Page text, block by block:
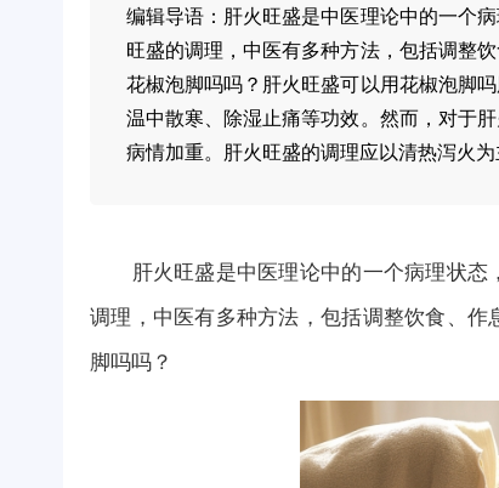
编辑导语：肝火旺盛是中医理论中的一个
旺盛的调理，中医有多种方法，包括调整
花椒泡脚吗吗？肝火旺盛可以用花椒泡脚
温中散寒、除湿止痛等功效。然而，对于
病情加重。肝火旺盛的调理应以清热泻火
肝火旺盛是中医理论中的一个病理状态
调理，中医有多种方法，包括调整饮食、
脚吗吗？